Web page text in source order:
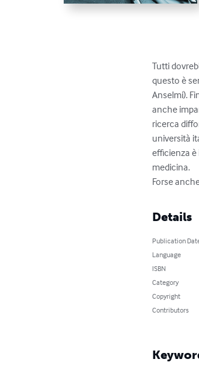
Tutti
questo è
Anselmi).
anche
ricerca
università
efficienza
medicina.
Forse
Details
Publication
Language
ISBN
Category
Copyright
Contributors